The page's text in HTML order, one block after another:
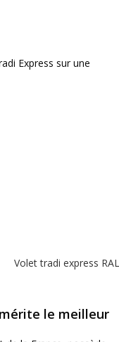
Express sur une
le meilleur